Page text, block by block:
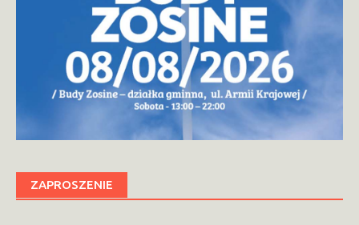
ZAPROSZENIE